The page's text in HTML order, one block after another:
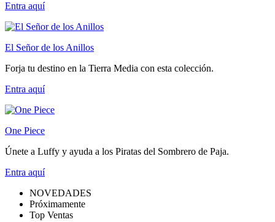
Entra aquí
El Señor de los Anillos
Forja tu destino en la Tierra Media con esta colección.
Entra aquí
One Piece
Únete a Luffy y ayuda a los Piratas del Sombrero de Paja.
Entra aquí
NOVEDADES
Próximamente
Top Ventas